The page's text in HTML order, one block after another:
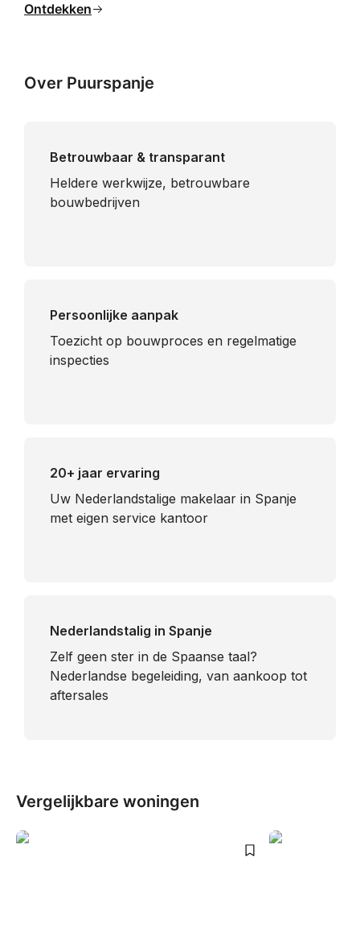
Ontdekken
Over Puurspanje
Betrouwbaar & transparant
Heldere werkwijze, betrouwbare
bouwbedrijven
Persoonlijke aanpak
Toezicht op bouwproces en regelmatige
inspecties
20+ jaar ervaring
Uw Nederlandstalige makelaar in Spanje
met eigen service kantoor
Nederlandstalig in Spanje
​Zelf geen ster in de Spaanse taal?
Nederlandse begeleiding, van aankoop tot
aftersales
Vergelijkbare woningen